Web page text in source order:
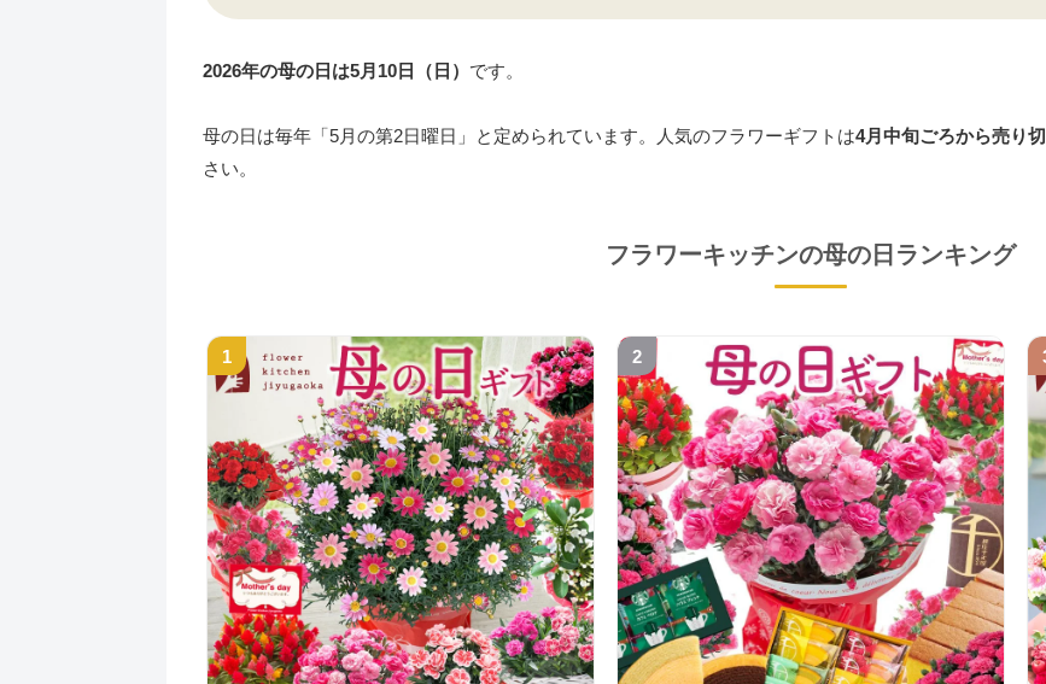
2026年の母の日は5月10日（日） です。
母の日は毎年「5月の第2日曜日」と定められています。人気のフラワーギフトは4月中旬ごろから売り
さい。
フラワーキッチンの母の日ランキング